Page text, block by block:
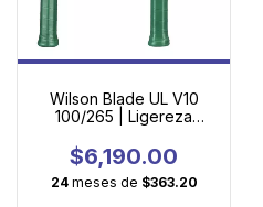
Wilson Blade UL V10
100/265 | Ligereza
para desarrollar tu
mejor tenis
$6,190.00
24 meses de $363.20